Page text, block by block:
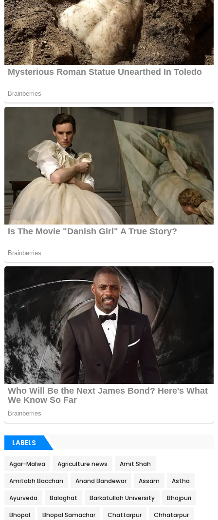
LABELS
Agar-Malwa Agriculture news Amit Shah
Amitabh Bacchan Anand Bandewar Assam Astha
Ayurveda Balaghat Barkatullah University Bhojpuri
Bhopal Bhopal Samachar Chattarpur Chhatarpur